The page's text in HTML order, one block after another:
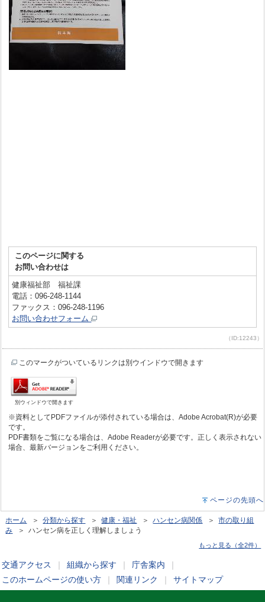
このページに関する
お問い合わせは
健康福祉部 福祉課
電話：096-248-1144
ファックス：096-248-1196
お問い合わせフォーム
（ID:12243）
このマークがついているリンクは別ウインドウで開きます
別ウィンドウで開きます
※資料としてPDFファイルが添付されている場合は、Adobe Acrobat(R)が必要
です。
PDF書類をご覧になる場合は、Adobe Readerが必要です。正しく表示されない
場合、最新バージョンをご利用ください。
ページの先頭へ
ホーム ＞分類から探す ＞健康・福祉 ＞ハンセン病関係 ＞市の取り組
み ＞ ハンセン病を正しく理解しましょう
もっと見る（全2件）
交通アクセス 組織から探す 庁舎案内
このホームページの使い方
関連リンク サイトマップ